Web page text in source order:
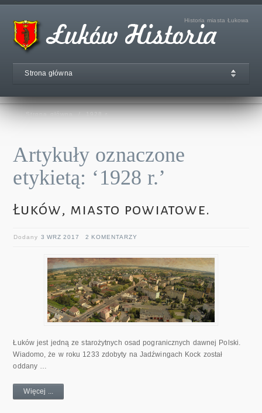
Historia miasta Łukowa
Strona główna
Strona główna 1928 r.
Artykuły oznaczone
etykietą: ‘1928 r.’
Łuków, miasto powiatowe.
Dodany3 WRZ 2017 2 KOMENTARZY
Łuków jest jedną ze starożytnych osad pogranicznych dawnej Polski.
Wiadomo, że w roku 1233 zdobyty na Jadźwingach Kock został
oddany …
Więcej ...